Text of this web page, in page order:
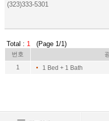
(323)333-5301
Total : 1 (Page 1/1)
번호
1
1 Bed + 1 Bath